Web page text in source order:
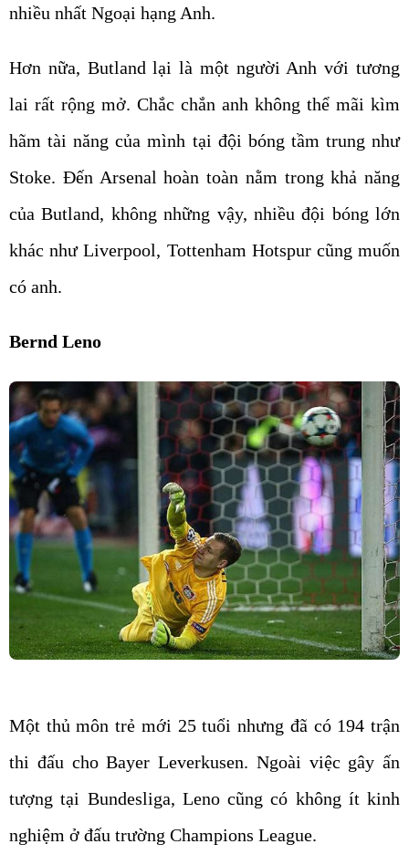
nhiều nhất Ngoại hạng Anh.
Hơn nữa, Butland lại là một người Anh với tương
lai rất rộng mở. Chắc chắn anh không thể mãi kìm
hãm tài năng của mình tại đội bóng tầm trung như
Stoke. Đến Arsenal hoàn toàn nằm trong khả năng
của Butland, không những vậy, nhiều đội bóng lớn
khác như Liverpool, Tottenham Hotspur cũng muốn
có anh.
Bernd Leno
Một thủ môn trẻ mới 25 tuổi nhưng đã có 194 trận
thi đấu cho Bayer Leverkusen. Ngoài việc gây ấn
tượng tại Bundesliga, Leno cũng có không ít kinh
nghiệm ở đấu trường Champions League.